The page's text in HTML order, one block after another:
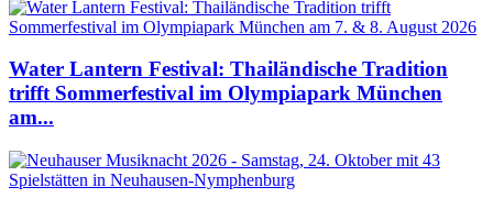
Water Lantern Festival: Thailändische Tradition
trifft Sommerfestival im Olympiapark München
am...